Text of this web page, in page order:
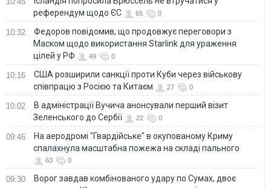
референдум щодо ЄС
65 0
10:32
Федоров повідомив, що продовжує переговори з
Маском щодо використання Starlink для ураження
цілей у РФ
49 0
10:16
США розширили санкції проти Куби через військову
співпрацю з Росією та Китаєм
27 0
10:02
В адміністрації Вучича анонсували перший візит
Зеленського до Сербії
22 0
09:46
На аеродромі "Гвардійське" в окупованому Криму
спалахнула масштабна пожежа на складі пального
63 0
09:30
Ворог завдав комбінованого удару по Сумах, двоє